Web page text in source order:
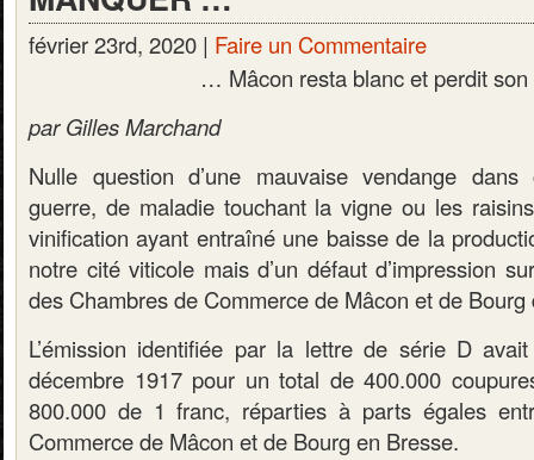
février 23rd, 2020 | Faire un Commentaire
… Mâcon resta blanc et perdit son
par Gilles Marchand
Nulle question d’une mauvaise vendange
guerre, de maladie touchant la vigne ou les
vinification ayant entraîné une baisse de la
notre cité viticole mais d’un défaut d’impression
des Chambres de Commerce de Mâcon et de Bourg
L’émission identifiée par la lettre de série D
décembre 1917 pour un total de 400.000
800.000 de 1 franc, réparties à parts égales
Commerce de Mâcon et de Bourg en Bresse.